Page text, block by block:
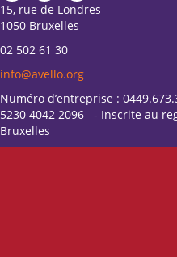
15, rue de Londres
1050 Bruxelles
02 502 61 30
info@avello.org
Numéro d’entreprise :
5230 4042 2096 - Inscrite au
Bruxelles